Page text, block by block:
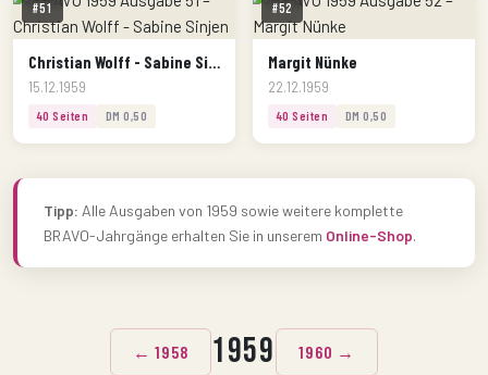
#51
Christian Wolff - Sabine Sinjen
15.12.1959
40 Seiten DM 0,50
#52
Margit Nünke
22.12.1959
40 Seiten DM 0,50
Tipp: Alle Ausgaben von 1959 sowie weitere komplette
BRAVO-Jahrgänge erhalten Sie in unserem Online-Shop.
← 1958 1959 1960 →